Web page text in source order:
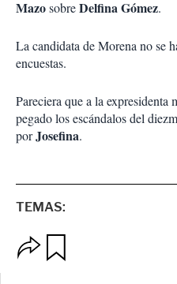
MazosobreDelfina Gómez.
La candidata de Morena no se
encuestas.
Pareciera que a la
pegado los escándalos del
porJosefina.
TEMAS:
p